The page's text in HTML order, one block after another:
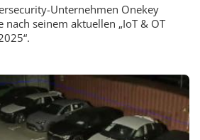
Unternehmen Onekey
nach seinem aktuellen „IoT & OT